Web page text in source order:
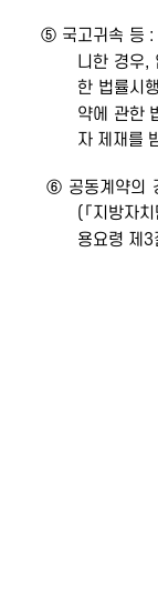
⑤ 국고귀속 등 :
니한 경우,
한 법률시
약에 관한
자 제재를
⑥ 공동계약의 경
(「지방자
용요령 제3